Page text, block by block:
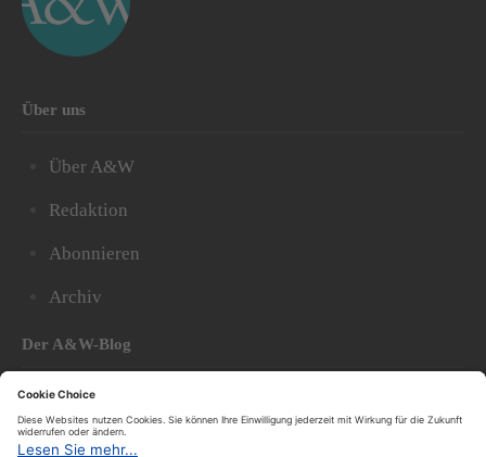
Über uns
Über A&W
Redaktion
Abonnieren
Archiv
Der A&W-Blog
DerA&W-Blog
hat sich in den vergangenen Jahren zu einem der